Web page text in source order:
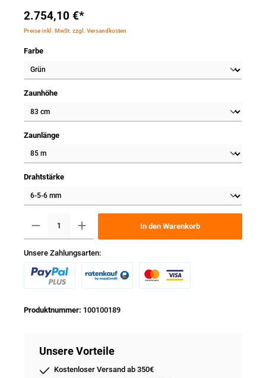
2.754,10 €*
Preise inkl. MwSt. zzgl. Versandkosten
Farbe
Zaunhöhe
Zaunlänge
Drahtstärke
In den Warenkorb
Unsere Zahlungsarten:
Produktnummer: 100100189
Unsere Vorteile
Kostenloser Versand ab 350€